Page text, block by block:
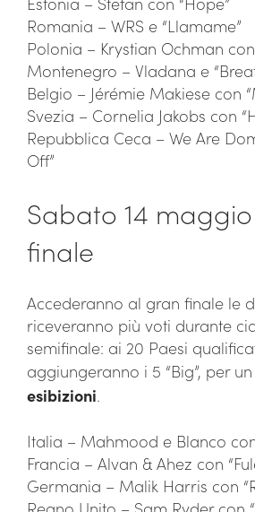
Romania – WRS e “Llamame”
Polonia – Krystian Ochman con
Montenegro – Vladana e
Belgio – Jérémie Makiese con
Svezia – Cornelia Jakobs con
Repubblica Ceca – We Are
Off”
Sabato 14
finale
Accederanno al gran finale le
riceveranno più voti durante
semifinale: ai 20 Paesi
aggiungeranno i 5 “Big”, per
esibizioni.
Italia – Mahmood e Blanco
Francia – Alvan & Ahez con
Germania – Malik Harris con
Regno Unito – Sam Ryder con